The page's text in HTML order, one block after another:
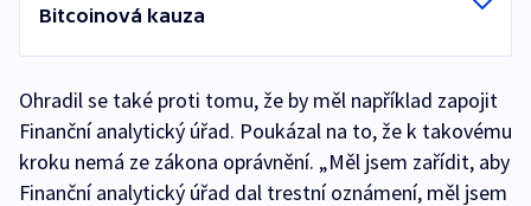
Bitcoinová kauza
Ohradil se také proti tomu, že by měl například zapojit
Finanční analytický úřad. Poukázal na to, že k takovému
kroku nemá ze zákona oprávnění. „Měl jsem zařídit, aby
Finanční analytický úřad dal trestní oznámení, měl jsem